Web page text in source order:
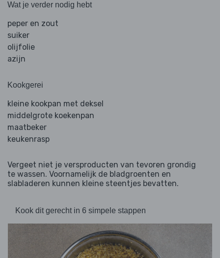
Wat je verder nodig hebt
peper en zout
suiker
olijfolie
azijn
Kookgerei
kleine kookpan met deksel
middelgrote koekenpan
maatbeker
keukenrasp
Vergeet niet je versproducten van tevoren grondig
te wassen. Voornamelijk de bladgroenten en
slabladeren kunnen kleine steentjes bevatten.
Kook dit gerecht in 6 simpele stappen